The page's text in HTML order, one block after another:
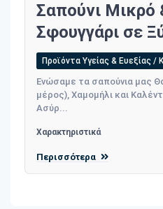
Σαπούνι Μικρό
Σφουγγάρι σε
Προϊόντα Υγείας & Ευεξίας /
Ενώσαμε τα σαπούνια μας
μέρος), Χαμομήλι και
Ασύρ...
Χαρακτηριστικά
Περισσότερα